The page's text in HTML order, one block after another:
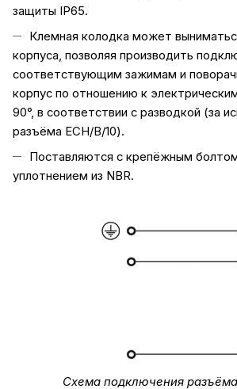
защиты IP65.
Клемная колодка может
корпуса, позволяя производить
соответствующим зажимам и
корпус по отношению к
90°, в соответствии с разводкой (за
разъёма ECH/B/10).
Поставляются с крепёжным
уплотнением из NBR.
Схема подключения разъёма